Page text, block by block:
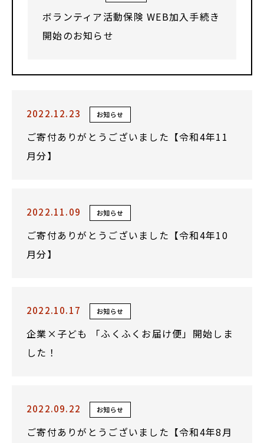
ボランティア活動保険 WEB加入手続き
開始のお知らせ
2022.12.23 お知らせ
ご寄付ありがとうございました【令和4年11
月分】
2022.11.09 お知らせ
ご寄付ありがとうございました【令和4年10
月分】
2022.10.17 お知らせ
企業×子ども 「ふくふくお届け便」開始しま
した！
2022.09.22 お知らせ
ご寄付ありがとうございました【令和4年8月